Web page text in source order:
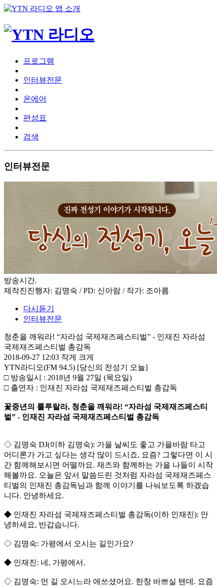
프로그램
인터뷰전문
온에어
편성표
검색
인터뷰전문
방송시간.
제작진진행자: 김명숙 / PD: 신아람 / 작가: 조아름
다시듣기
인터뷰전문
청춘을 깨워라! “자라섬 국제재즈페스티벌” - 인재진 자라섬
국제재즈페스티벌 총감독
2018-09-27 12:03 작게
크게
YTN라디오(FM 94.5) [당신의 전성기 오늘]
□ 방송일시 : 2018년 9월 27일 (목요일)
□ 출연자 : 인재진 자라섬 국제재즈페스티벌 총감독
꽃중년의 룰루랄라, 청춘을 깨워라! “자라섬 국제재즈페스티
벌” - 인재진 자라섬 국제재즈페스티벌 총감독
◇ 김명숙 DJ(이하 김명숙): 가을 날씨도 좋고 가을바람 타고
어디론가 가고 싶다는 생각 많이 드시죠, 요즘? 그렇다면 이 시
간 함께해보시면 어떨까요. 재즈와 함께하는 가을 나들이 시작
해볼까요. 오늘은 앞서 말씀드린 것처럼 자라섬 국제재즈페스
티벌의 인재진 총감독님과 함께 이야기를 나눠보도록 하겠습
니다. 안녕하세요.
◆ 인재진 자라섬 국제재즈페스티벌 총감독(이하 인재진): 안
녕하세요, 반갑습니다.
◇ 김명숙: 가평에서 오시는 길인가요?
◆ 인재진: 네, 가평에서.
◇ 김명숙: 먼 길 오시느라 애쓰셨어요. 한창 바쁘실 텐데. 요즘